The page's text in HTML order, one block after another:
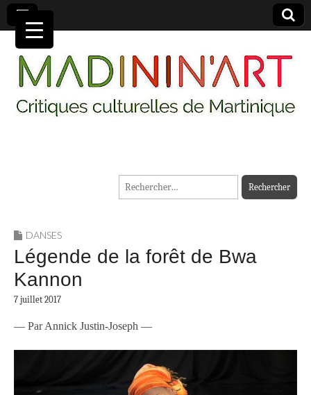
MADININ'ART
Rechercher :
DANSES
Légende de la forêt de Bwa
Kannon
7 juillet 2017
— Par Annick Justin-Joseph —